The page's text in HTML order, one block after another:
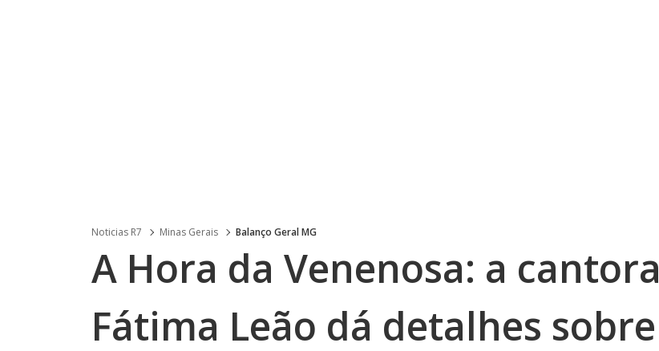
Noticias R7 Minas Gerais Balanço Geral MG
A Hora da Venenosa: a cantora
Fátima Leão dá detalhes sobre